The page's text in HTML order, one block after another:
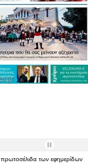
πρωτοσέλιδα των εφημερίδων